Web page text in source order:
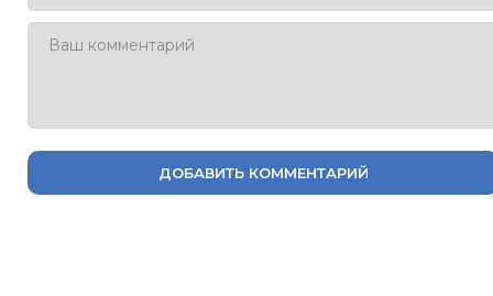
ДОБАВИТЬ КОММЕНТАРИЙ